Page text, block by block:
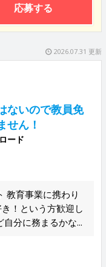
応募する
2026.07.31 更新
ないので教員免
せん！
ード
教育事業に携わり
！という方歓迎し
分に務まるかな...